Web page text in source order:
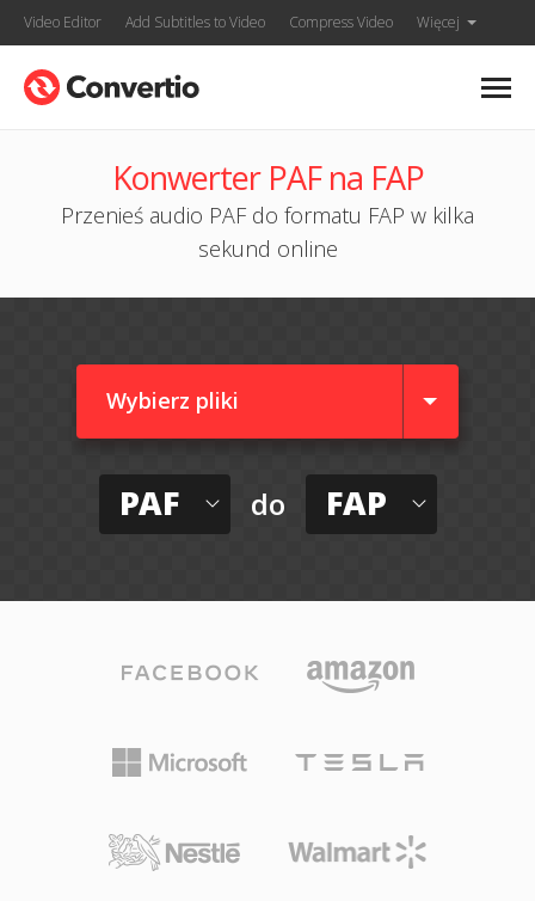
Video Editor Add Subtitles to Video Compress Video Więcej
Konwerter PAF na FAP
Przenieś audio PAF do formatu FAP w kilka
sekund online
Wybierz pliki
PAF do FAP